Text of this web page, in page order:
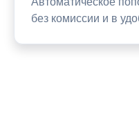
без комиссии и в